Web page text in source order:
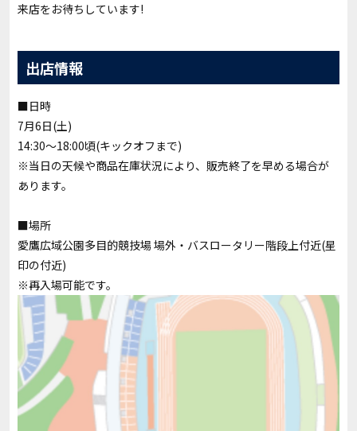
来店をお待ちしています!
出店情報
■日時
7月6日(土)
14:30～18:00頃(キックオフまで)
※当日の天候や商品在庫状況により、販売終了を早める場合が
あります。
■場所
愛鷹広域公園多目的競技場 場外・バスロータリー階段上付近(星
印の付近)
※再入場可能です。